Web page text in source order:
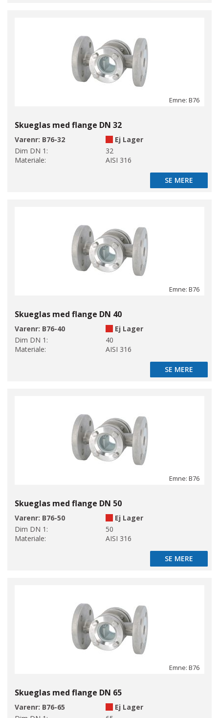
Emne: B76
Skueglas med flange DN 32
Varenr: B76-32
Ej Lager
Dim DN 1:
32
Materiale:
AISI 316
SE MERE
SE MERE
Emne: B76
Skueglas med flange DN 40
Varenr: B76-40
Ej Lager
Dim DN 1:
40
Materiale:
AISI 316
SE MERE
SE MERE
Emne: B76
Skueglas med flange DN 50
Varenr: B76-50
Ej Lager
Dim DN 1:
50
Materiale:
AISI 316
SE MERE
SE MERE
Emne: B76
Skueglas med flange DN 65
Varenr: B76-65
Ej Lager